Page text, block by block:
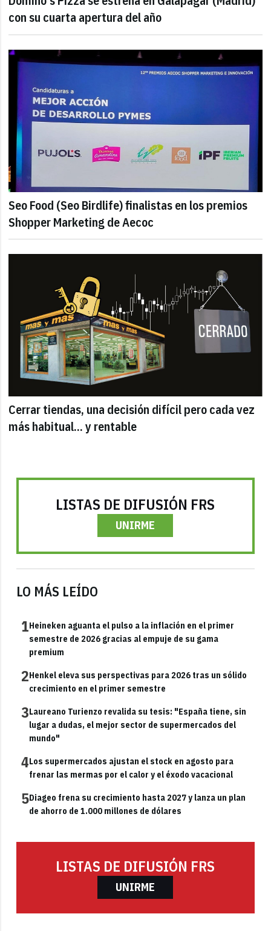
con su cuarta apertura del año
Seo Food (Seo Birdlife) finalistas en los premios
Shopper Marketing de Aecoc
Cerrar tiendas, una decisión difícil pero cada vez
más habitual... y rentable
LISTAS DE DIFUSIÓN FRS
UNIRME
LO MÁS LEÍDO
1Heineken aguanta el pulso a la inflación en el primer
semestre de 2026 gracias al empuje de su gama
premium
2Henkel eleva sus perspectivas para 2026 tras un sólido
crecimiento en el primer semestre
3Laureano Turienzo revalida su tesis: "España tiene, sin
lugar a dudas, el mejor sector de supermercados del
mundo"
4Los supermercados ajustan el stock en agosto para
frenar las mermas por el calor y el éxodo vacacional
5Diageo frena su crecimiento hasta 2027 y lanza un plan
de ahorro de 1.000 millones de dólares
LISTAS DE DIFUSIÓN FRS
UNIRME